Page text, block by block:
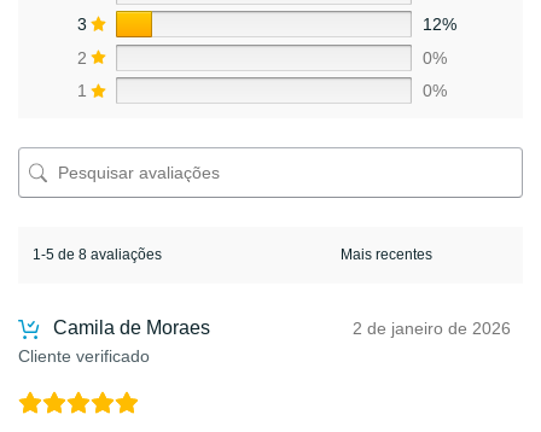
3
12%
2
0%
1
0%
1-5 de 8 avaliações
Camila de Moraes
Cliente verificado
2 de janeiro de 2026